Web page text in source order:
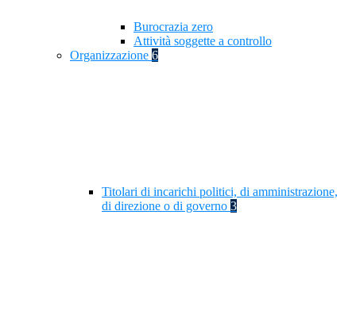
Burocrazia zero
Attività soggette a controllo
Organizzazione 6
Titolari di incarichi politici, di amministrazione,
di direzione o di governo 3